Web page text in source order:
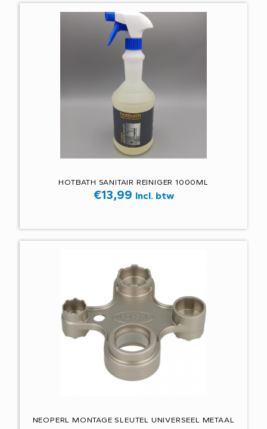
HOTBATH SANITAIR REINIGER 1000ML
€13,99 Incl. btw
NEOPERL MONTAGE SLEUTEL UNIVERSEEL METAAL